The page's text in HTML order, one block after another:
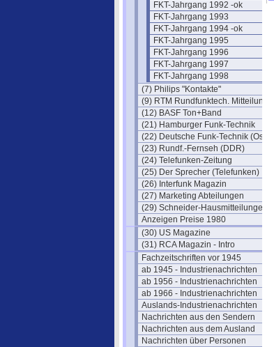
FKT-Jahrgang 1992 -ok
FKT-Jahrgang 1993
FKT-Jahrgang 1994 -ok
FKT-Jahrgang 1995
FKT-Jahrgang 1996
FKT-Jahrgang 1997
FKT-Jahrgang 1998
(7) Philips "Kontakte"
(9) RTM Rundfunktech. Mitteilungen
(12) BASF Ton+Band
(21) Hamburger Funk-Technik
(22) Deutsche Funk-Technik (Ost)
(23) Rundf.-Fernseh (DDR)
(24) Telefunken-Zeitung
(25) Der Sprecher (Telefunken)
(26) Interfunk Magazin
(27) Marketing Abteilungen
(29) Schneider-Hausmitteilungen
Anzeigen Preise 1980
(30) US Magazine
(31) RCA Magazin - Intro
Fachzeitschriften vor 1945
ab 1945 - Industrienachrichten
ab 1956 - Industrienachrichten
ab 1966 - Industrienachrichten
Auslands-Industrienachrichten
Nachrichten aus den Sendern
Nachrichten aus dem Ausland
Nachrichten über Personen